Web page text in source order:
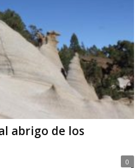
abrigo de los
0